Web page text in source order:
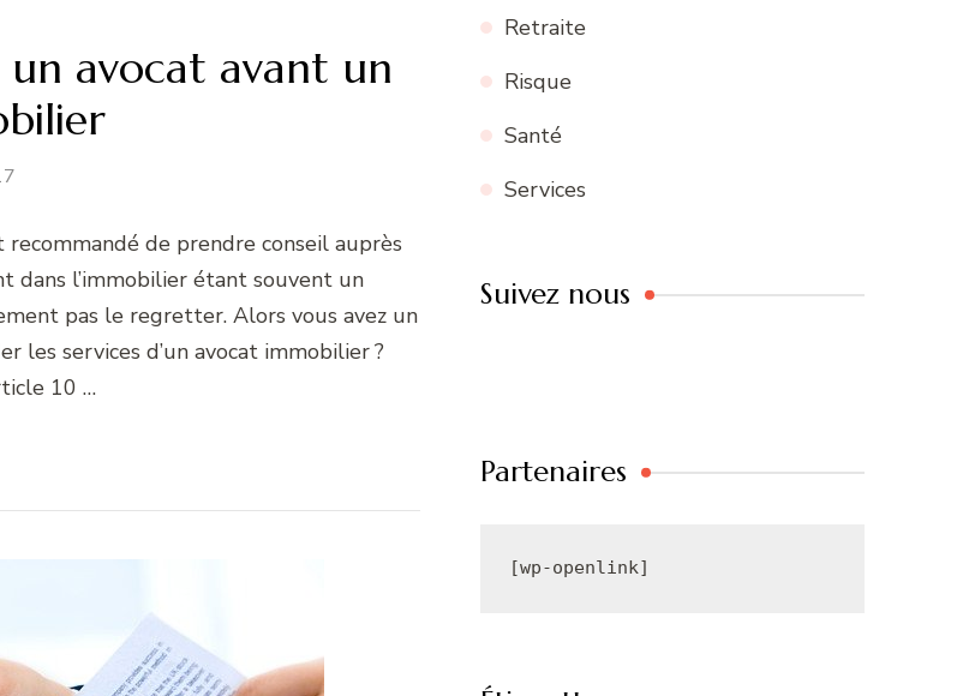
un avocat avant un
de prendre conseil auprès
dans l’immobilier étant souvent un
pas le regretter. Alors vous avez un
les services d’un avocat immobilier ?
10 …
Retraite
Risque
Santé
Services
Suivez nous
Partenaires
[wp-openlink]